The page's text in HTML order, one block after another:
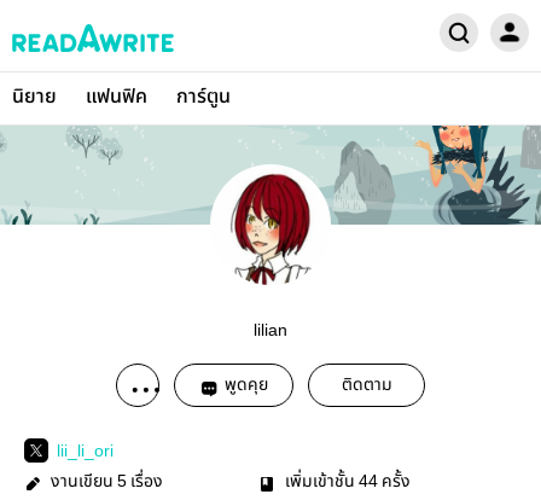
นิยาย แฟนฟิค การ์ตูน
lilian
พูดคุย ติดตาม
lii_li_ori
งานเขียน 5 เรื่อง เพิ่มเข้าชั้น 44 ครั้ง